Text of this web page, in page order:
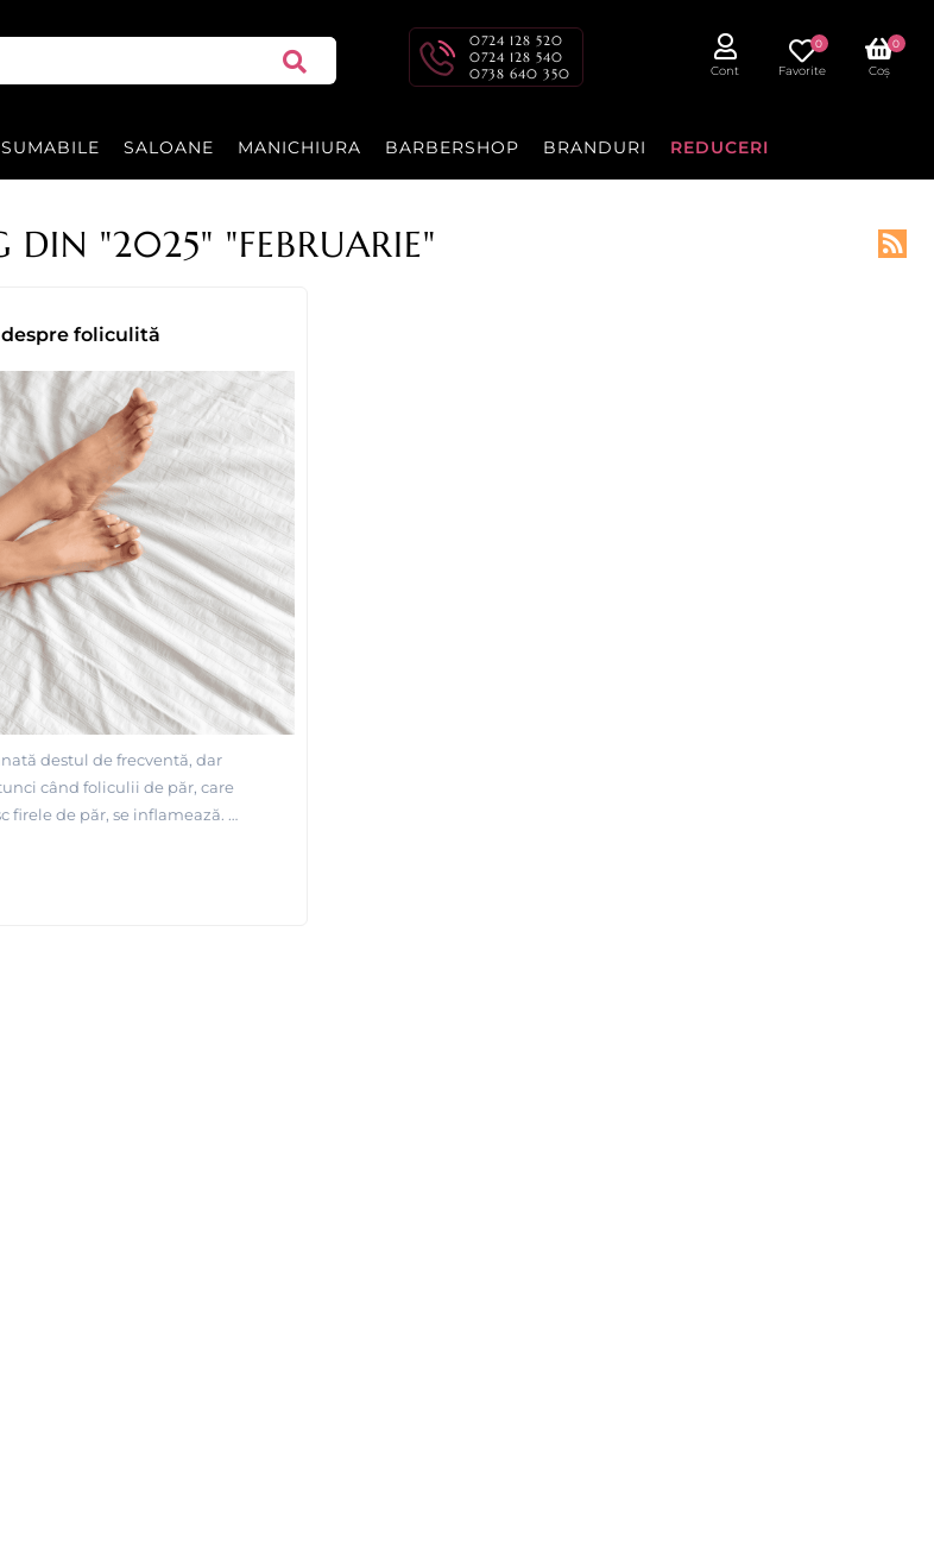
0724 128 520
0724 128 540
0738 640 350
Cont Favorite
0
Coș
0
SALOANE MANICHIURA BARBERSHOP BRANDURI REDUCERI
DIN "2025" "FEBRUARIE"
foliculită
destul de frecventă, dar
când foliculii de păr, care
firele de păr, se inflamează.
acolo unde pielea este